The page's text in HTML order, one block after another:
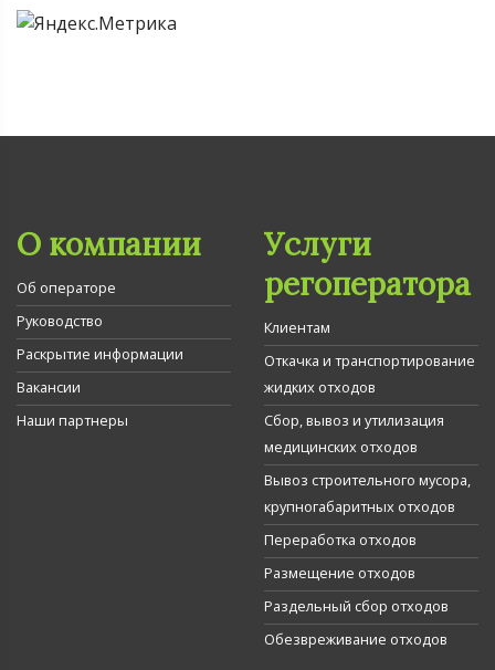
О компании
Об операторе
Руководство
Раскрытие информации
Вакансии
Наши партнеры
Услуги
регоператора
Клиентам
Откачка и транспортирование
жидких отходов
Сбор, вывоз и утилизация
медицинских отходов
Вывоз строительного мусора,
крупногабаритных отходов
Переработка отходов
Размещение отходов
Раздельный сбор отходов
Обезвреживание отходов